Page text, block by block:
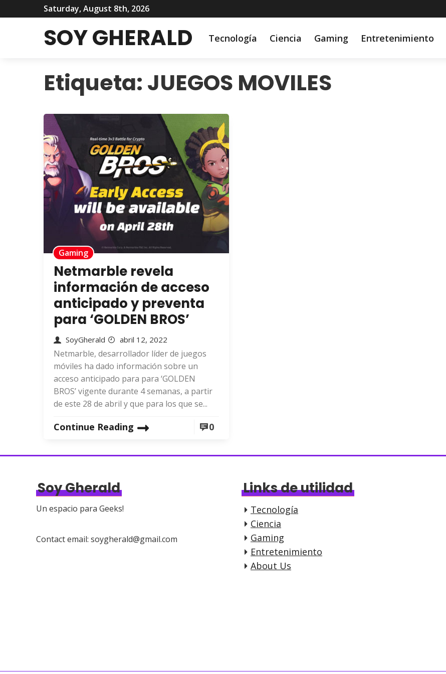
Saturday, August 8th, 2026
SOY GHERALD Tecnología Ciencia Gaming Entretenimiento
Etiqueta: JUEGOS MOVILES
Gaming
Netmarble revela
información de acceso
anticipado y preventa
para ‘GOLDEN BROS’
SoyGherald abril 12, 2022
Netmarble, desarrollador líder de juegos
móviles ha dado información sobre un
acceso anticipado para para ‘GOLDEN
BROS’ vigente durante 4 semanas, a partir
de este 28 de abril y que para los que se...
Continue Reading 0
Soy Gherald
Un espacio para Geeks!
Contact email: soygherald@gmail.com
Links de utilidad
Tecnología
Ciencia
Gaming
Entretenimiento
About Us